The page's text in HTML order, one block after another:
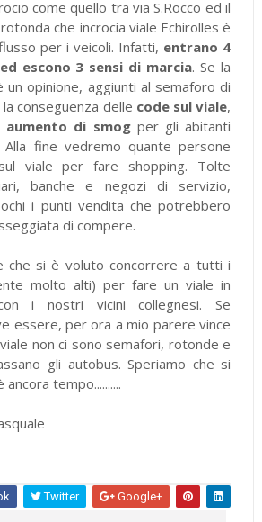
come quello tra via S.Rocco ed il
che incrocia viale Echirolles è
per i veicoli. Infatti, entrano 4
escono 3 sensi di marcia. Se la
un opinione, aggiunti al semaforo di
conseguenza delle code sul viale,
aumento di smogper gli abitanti
fine vedremo quante persone
viale per fare shopping. Tolte
banche e negozi di servizio,
i punti vendita che potrebbero
di compere.
che si è voluto concorrere a tutti i
molto alti) per fare un viale in
i nostri vicini collegnesi. Se
essere, per ora a mio parere vince
non ci sono semafori, rotonde e
gli autobus. Speriamo che si
tempo..........
Twitter Google+